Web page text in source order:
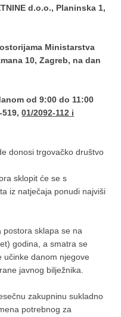
d.o.o., Planinska 1,
Ministarstva
10, Zagreb, na dan
od 9:00 do 11:00
519,01/2092-112 i
donosi trgovačko društvo
sklopit će se s
iz natječaja ponudi najviši
postora sklapa se na
godina, a smatra se
učinke danom njegove
javnog bilježnika.
zakupninu sukladno
potrebnog za